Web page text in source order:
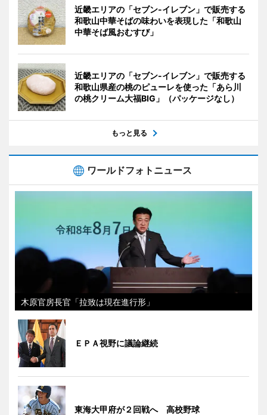
近畿エリアの「セブン-イレブン」で販売する
和歌山中華そばの味わいを表現した「和歌山
中華そば風おむすび」
近畿エリアの「セブン-イレブン」で販売する
和歌山県産の桃のピューレを使った「あら川
の桃クリーム大福BIG」（パッケージなし）
もっと見る
ワールドフォトニュース
木原官房長官「拉致は現在進行形」
ＥＰＡ視野に議論継続
東海大甲府が２回戦へ 高校野球